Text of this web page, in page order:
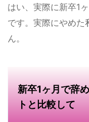
はい、実際に新卒1
です。実際にやめた
ん。
新卒1ヶ月で辞
トと比較して